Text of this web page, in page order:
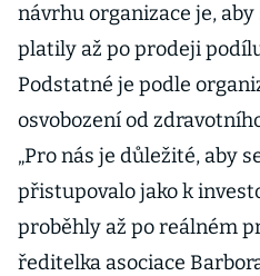
návrhu organizace je,
platily až po prodeji
Podstatné je podle
osvobození od
„Pro nás je důležité, aby
přistupovalo jako k
proběhly až po reálném
ředitelka asociace